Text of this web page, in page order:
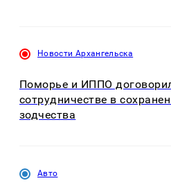
Новости Архангельска
Поморье и ИППО
сотрудничестве в
зодчества
Авто